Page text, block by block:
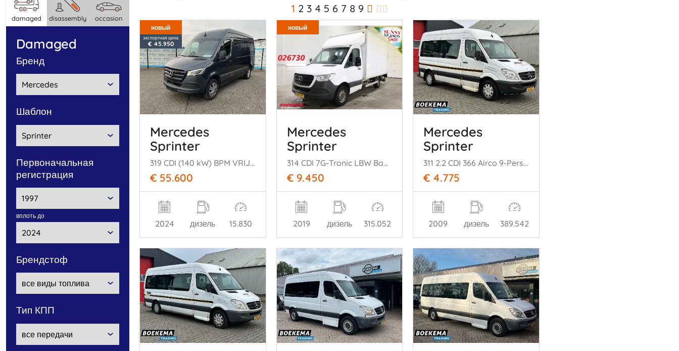
damaged disassembly occasion
damaged
бренд
шаблон
Первоначальная
регистрация
вплоть до
брендстоф
тип КПП
1 2 3 4 5 6 7 8 9
новый
экспортная цена
€ 45.950
Mercedes
Sprinter
319 CDI (140 kW) BPM VRIJ | L2H2 | Select | Facelift Automaat
€ 55.600
2024 дизель 15.830
новый
Mercedes
Sprinter
314 CDI 7G-Tronic LBW Bak-Klep Airco Cruise
€ 9.450
2019 дизель 315.052
Mercedes
Sprinter
311 2.2 CDI 366 Airco 9-Persoons Rolstoellift Automaat
€ 4.775
2009 дизель 389.542